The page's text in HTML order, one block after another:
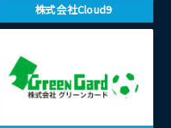
株式会社Cloud9